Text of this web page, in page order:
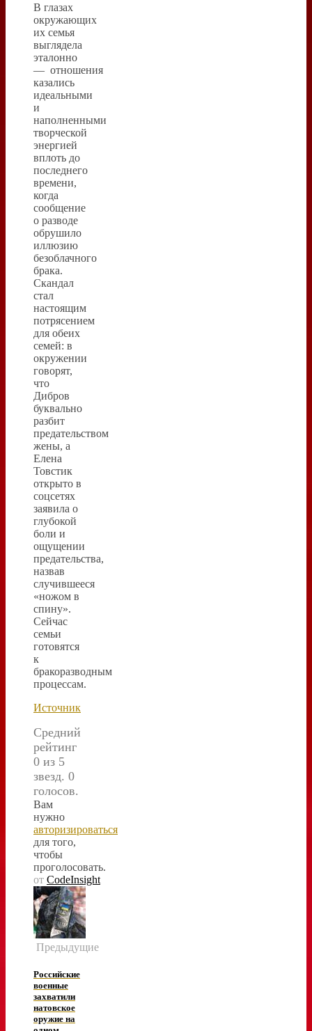
В глазах
окружающих
их семья
выглядела
эталонно
— отношения
казались
идеальными
и
наполненными
творческой
энергией
вплоть до
последнего
времени,
когда
сообщение
о разводе
обрушило
иллюзию
безоблачного
брака.
Скандал
стал
настоящим
потрясением
для обеих
семей: в
окружении
говорят,
что
Дибров
буквально
разбит
предательством
жены, а
Елена
Товстик
открыто в
соцсетях
заявила о
глубокой
боли и
ощущении
предательства,
назвав
случившееся
«ножом в
спину».
Сейчас
семьи
готовятся
к
бракоразводным
процессам.
Источник
Средний
рейтинг
0 из 5
звезд. 0
голосов.
Вам
нужно
авторизироваться
для того,
чтобы
проголосовать.
от CodeInsight
Предыдущие
Российские
военные
захватили
натовское
оружие на